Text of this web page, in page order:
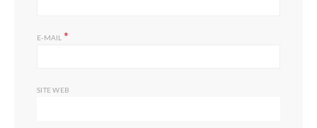
E-MAIL *
SITE WEB